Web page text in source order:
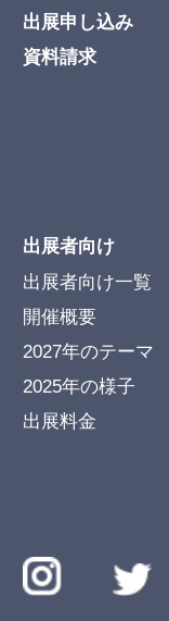
出展申し込み
資料請求
出展者向け
出展者向け一覧
開催概要
2027年のテーマ
2025年の様子
出展料金